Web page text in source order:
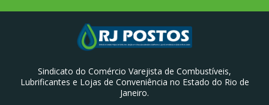
Sindicato do Comércio Varejista de Combustíveis,
Lubrificantes e Lojas de Conveniência no Estado do Rio de
Janeiro.